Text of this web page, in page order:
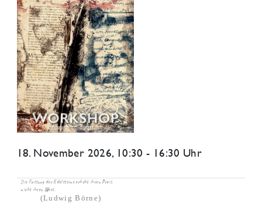
18. November 2026, 10:30 - 16:30 Uhr
Die Fassung der Edelsteine erhöht ihren Preis,
nicht ihren Wert.
(Ludwig Börne)